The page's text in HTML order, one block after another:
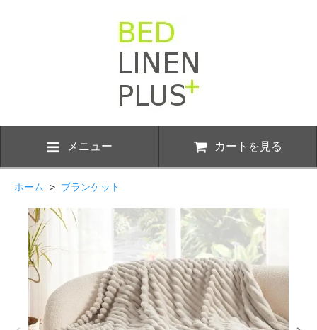
メニュー カートを見る
ホーム > ブランケット